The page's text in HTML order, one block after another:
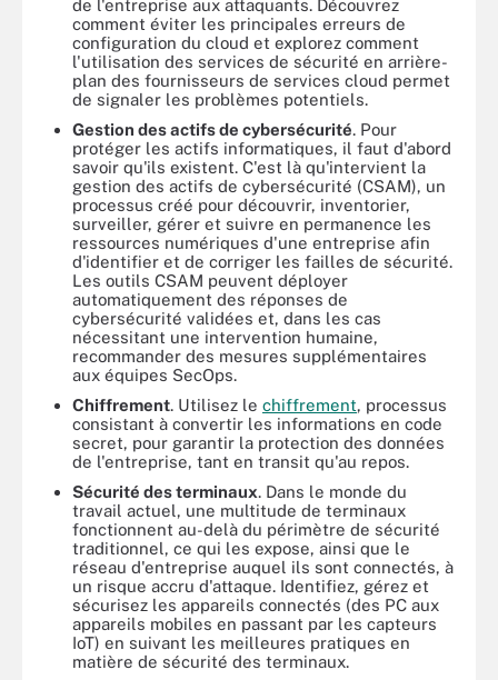
de l'entreprise aux attaquants. Découvrez
comment éviter les principales erreurs de
configuration du cloud et explorez comment
l'utilisation des services de sécurité en arrière-
plan des fournisseurs de services cloud permet
de signaler les problèmes potentiels.
Gestion des actifs de cybersécurité. Pour
protéger les actifs informatiques, il faut d'abord
savoir qu'ils existent. C'est là qu'intervient la
gestion des actifs de cybersécurité (CSAM), un
processus créé pour découvrir, inventorier,
surveiller, gérer et suivre en permanence les
ressources numériques d'une entreprise afin
d'identifier et de corriger les failles de sécurité.
Les outils CSAM peuvent déployer
automatiquement des réponses de
cybersécurité validées et, dans les cas
nécessitant une intervention humaine,
recommander des mesures supplémentaires
aux équipes SecOps.
Chiffrement. Utilisez le chiffrement, processus
consistant à convertir les informations en code
secret, pour garantir la protection des données
de l'entreprise, tant en transit qu'au repos.
Sécurité des terminaux. Dans le monde du
travail actuel, une multitude de terminaux
fonctionnent au-delà du périmètre de sécurité
traditionnel, ce qui les expose, ainsi que le
réseau d'entreprise auquel ils sont connectés, à
un risque accru d'attaque. Identifiez, gérez et
sécurisez les appareils connectés (des PC aux
appareils mobiles en passant par les capteurs
IoT) en suivant les meilleures pratiques en
matière de sécurité des terminaux.